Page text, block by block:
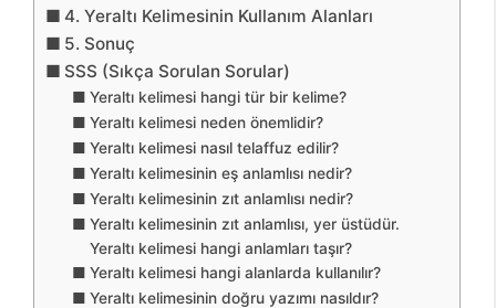
4. Yeraltı Kelimesinin Kullanım Alanları
5. Sonuç
SSS (Sıkça Sorulan Sorular)
Yeraltı kelimesi hangi tür bir kelime?
Yeraltı kelimesi neden önemlidir?
Yeraltı kelimesi nasıl telaffuz edilir?
Yeraltı kelimesinin eş anlamlısı nedir?
Yeraltı kelimesinin zıt anlamlısı nedir?
Yeraltı kelimesinin zıt anlamlısı, yer üstüdür.
Yeraltı kelimesi hangi anlamları taşır?
Yeraltı kelimesi hangi alanlarda kullanılır?
Yeraltı kelimesinin doğru yazımı nasıldır?